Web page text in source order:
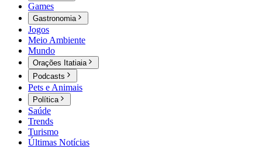
Games
Gastronomia
Jogos
Meio Ambiente
Mundo
Orações Itatiaia
Podcasts
Pets e Animais
Política
Saúde
Trends
Turismo
Últimas Notícias